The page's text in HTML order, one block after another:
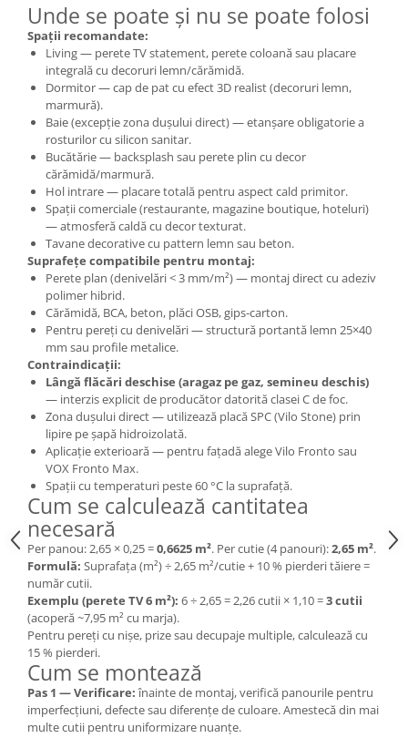
Unde se poate și nu se poate folosi
Spații recomandate:
Living — perete TV statement, perete coloană sau placare
integrală cu decoruri lemn/cărămidă.
Dormitor — cap de pat cu efect 3D realist (decoruri lemn,
marmură).
Baie (excepție zona dușului direct) — etanșare obligatorie a
rosturilor cu silicon sanitar.
Bucătărie — backsplash sau perete plin cu decor
cărămidă/marmură.
Hol intrare — placare totală pentru aspect cald primitor.
Spații comerciale (restaurante, magazine boutique, hoteluri)
— atmosferă caldă cu decor texturat.
Tavane decorative cu pattern lemn sau beton.
Suprafețe compatibile pentru montaj:
Perete plan (denivelări < 3 mm/m²) — montaj direct cu adeziv
polimer hibrid.
Cărămidă, BCA, beton, plăci OSB, gips-carton.
Pentru pereți cu denivelări — structură portantă lemn 25×40
mm sau profile metalice.
Contraindicații:
Lângă flăcări deschise (aragaz pe gaz, semineu deschis)
— interzis explicit de producător datorită clasei C de foc.
Zona dușului direct — utilizează placă SPC (Vilo Stone) prin
lipire pe șapă hidroizolată.
Aplicație exterioară — pentru fațadă alege Vilo Fronto sau
VOX Fronto Max.
Spații cu temperaturi peste 60 °C la suprafață.
Cum se calculează cantitatea
necesară
Per panou: 2,65 × 0,25 =0,6625 m². Per cutie (4 panouri):2,65 m².
Formulă: Suprafața (m²) ÷ 2,65 m²/cutie + 10 % pierderi tăiere =
număr cutii.
Exemplu (perete TV 6 m²): 6 ÷ 2,65 = 2,26 cutii × 1,10 =3 cutii
(acoperă ~7,95 m² cu marja).
Pentru pereți cu nișe, prize sau decupaje multiple, calculează cu
15 % pierderi.
Cum se montează
Pas 1 — Verificare:înainte de montaj, verifică panourile pentru
imperfecțiuni, defecte sau diferențe de culoare. Amestecă din mai
multe cutii pentru uniformizare nuanțe.